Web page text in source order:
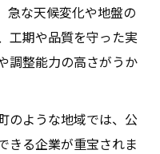
急な天候変化や地盤の
工期や品質を守った実
調整能力の高さがうか
のような地域では、公
きる企業が重宝されま